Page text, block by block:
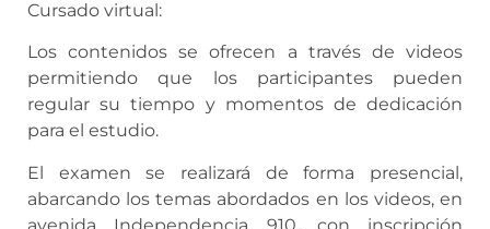
Cursado virtual:
Los contenidos se ofrecen a través de videos
permitiendo que los participantes pueden
regular su tiempo y momentos de dedicación
para el estudio.
El examen se realizará de forma presencial,
abarcando los temas abordados en los videos, en
avenida Independencia 910, con inscripción